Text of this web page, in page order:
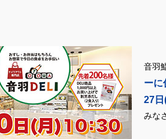
音羽
ーに
27日
みな